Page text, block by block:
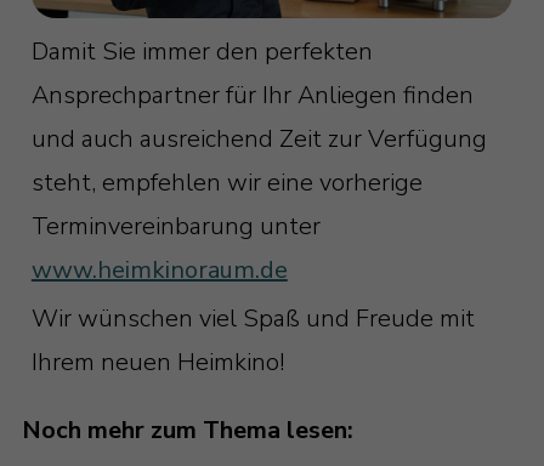
Damit Sie immer den perfekten
Ansprechpartner für Ihr Anliegen finden
und auch ausreichend Zeit zur Verfügung
steht, empfehlen wir eine vorherige
Terminvereinbarung unter
www.heimkinoraum.de
Wir wünschen viel Spaß und Freude mit
Ihrem neuen Heimkino!
Noch mehr zum Thema lesen: